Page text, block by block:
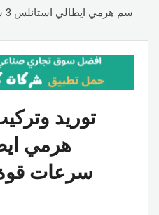
سم هرمي ايطالي استانلس 3 سرعات قوة شفط 850 متر مكعب